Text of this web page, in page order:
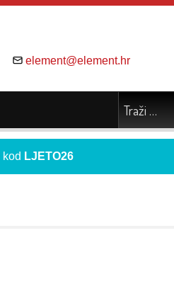
element@element.hr
LJETO26